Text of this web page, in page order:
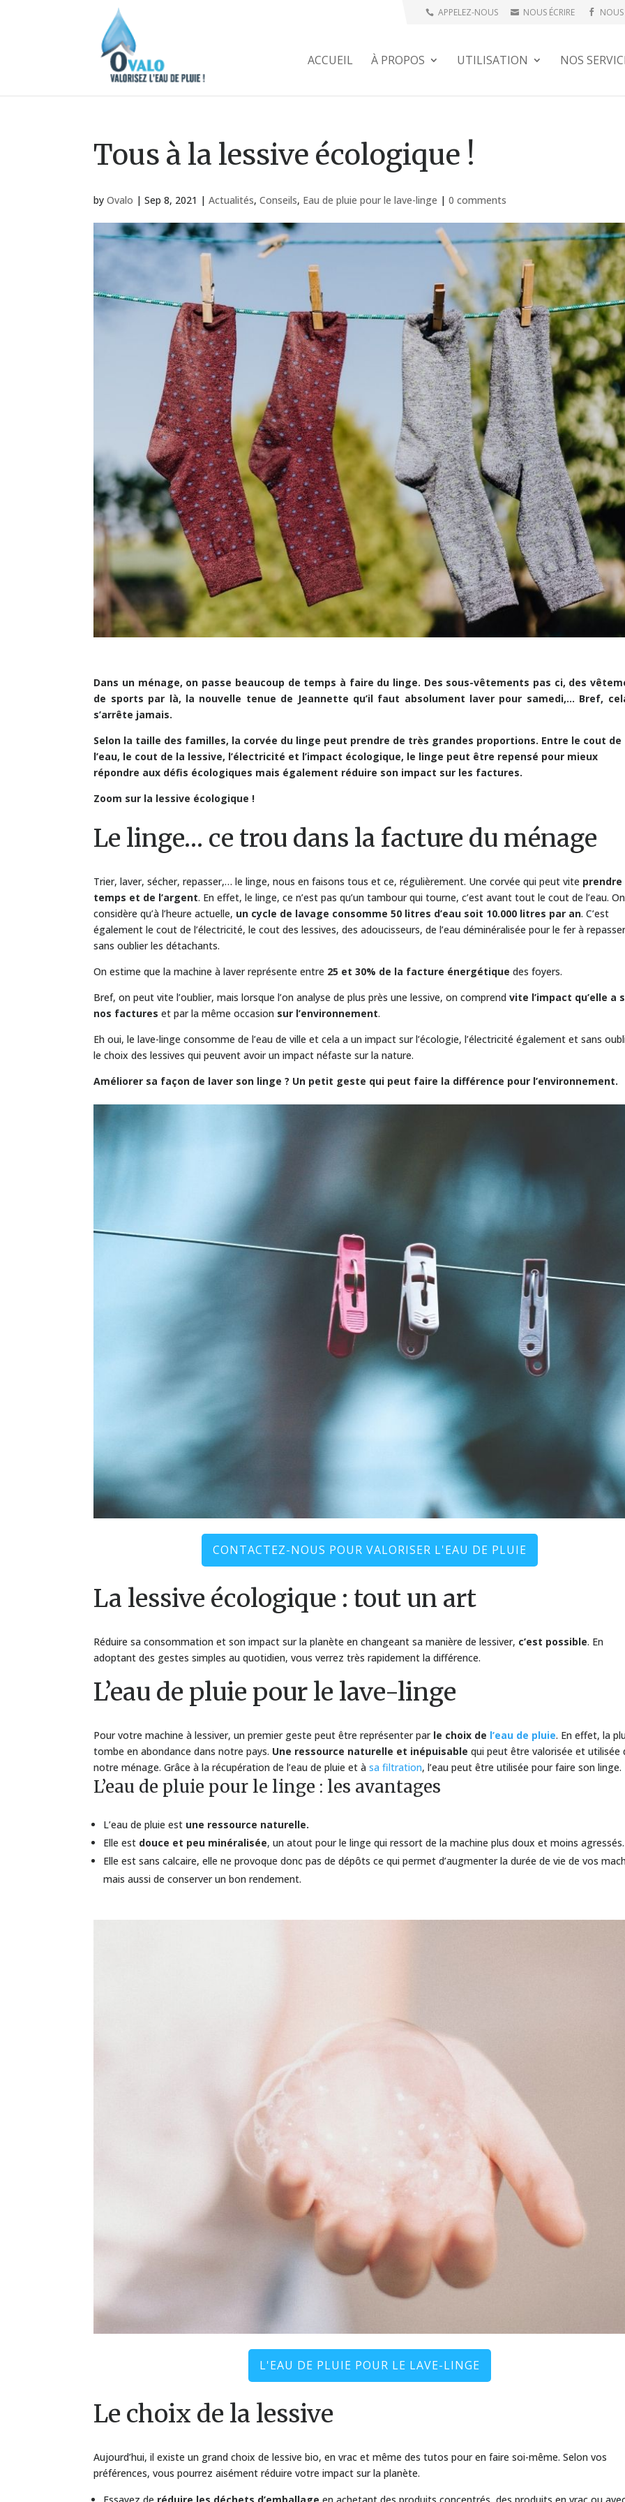
APPELEZ-NOUS NOUS ÉCRIRE NOUS
ACCUEIL À PROPOS UTILISATION NOS
Tous à la lessive écologique !
byOvalo |Sep 8, 2021 |Actualités,Conseils, Eau de pluie pour le lave-linge |0 comments
Dans un ménage, on passe beaucoup de temps à faire du linge. Des sous-vêtements pas ci, des
de sports par là, la nouvelle tenue de Jeannette qu’il faut absolument laver pour samedi,… Bref,
s’arrête jamais.
Selon la taille des familles, la corvée du linge peut prendre de très grandes proportions. Entre le cout de
l’eau, le cout de la lessive, l’électricité et l’impact écologique, le linge peut être repensé pour mieux
répondre aux défis écologiques mais également réduire son impact sur les factures.
Zoom sur la lessive écologique !
Le linge… ce trou dans la facture du ménage
Trier, laver, sécher, repasser,… le linge, nous en faisons tous et ce, régulièrement. Une corvée qui peut vite prendre
temps et de l’argent. En effet, le linge, ce n’est pas qu’un tambour qui tourne, c’est avant tout le cout de l’eau. On
considère qu’à l’heure actuelle, un cycle de lavage consomme 50 litres d’eau soit 10.000 litres par an. C’est
également le cout de l’électricité, le cout des lessives, des adoucisseurs, de l’eau déminéralisée pour le fer à
sans oublier les détachants.
On estime que la machine à laver représente entre 25 et 30% de la facture énergétique des foyers.
Bref, on peut vite l’oublier, mais lorsque l’on analyse de plus près une lessive, on comprendvite l’impact qu’elle a
nos factures et par la même occasion sur l’environnement.
Eh oui, le lave-linge consomme de l’eau de ville et cela a un impact sur l’écologie, l’électricité également et sans
le choix des lessives qui peuvent avoir un impact néfaste sur la nature.
Améliorer sa façon de laver son linge ? Un petit geste qui peut faire la différence pour l’environnement.
CONTACTEZ-NOUS POUR VALORISER L'EAU DE PLUIE
La lessive écologique : tout un art
Réduire sa consommation et son impact sur la planète en changeant sa manière de lessiver, c’est possible. En
adoptant des gestes simples au quotidien, vous verrez très rapidement la différence.
L’eau de pluie pour le lave-linge
Pour votre machine à lessiver, un premier geste peut être représenter par le choix de l’eau de pluie. En effet, la
tombe en abondance dans notre pays. Une ressource naturelle et inépuisable qui peut être valorisée et utilisée
notre ménage. Grâce à la récupération de l’eau de pluie et à sa filtration, l’eau peut être utilisée pour faire son linge.
L’eau de pluie pour le linge : les avantages
L’eau de pluie est une ressource naturelle.
Elle est douce et peu minéralisée, un atout pour le linge qui ressort de la machine plus doux et moins agressés.
Elle est sans calcaire, elle ne provoque donc pas de dépôts ce qui permet d’augmenter la durée de vie de vos
mais aussi de conserver un bon rendement.
L'EAU DE PLUIE POUR LE LAVE-LINGE
Le choix de la lessive
Aujourd’hui, il existe un grand choix de lessive bio, en vrac et même des tutos pour en faire soi-même. Selon vos
préférences, vous pourrez aisément réduire votre impact sur la planète.